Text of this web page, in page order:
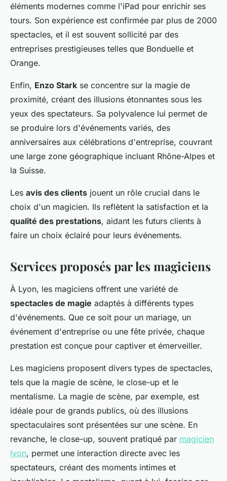
éléments modernes comme l'iPad pour enrichir ses
tours. Son expérience est confirmée par plus de 2000
spectacles, et il est souvent sollicité par des
entreprises prestigieuses telles que Bonduelle et
Orange.
Enfin, Enzo Stark se concentre sur la magie de
proximité, créant des illusions étonnantes sous les
yeux des spectateurs. Sa polyvalence lui permet de
se produire lors d'événements variés, des
anniversaires aux célébrations d'entreprise, couvrant
une large zone géographique incluant Rhône-Alpes et
la Suisse.
Les avis des clients jouent un rôle crucial dans le
choix d'un magicien. Ils reflètent la satisfaction et la
qualité des prestations, aidant les futurs clients à
faire un choix éclairé pour leurs événements.
Services proposés par les magiciens
À Lyon, les magiciens offrent une variété de
spectacles de magie adaptés à différents types
d'événements. Que ce soit pour un mariage, un
événement d'entreprise ou une fête privée, chaque
prestation est conçue pour captiver et émerveiller.
Les magiciens proposent divers types de spectacles,
tels que la magie de scène, le close-up et le
mentalisme. La magie de scène, par exemple, est
idéale pour de grands publics, où des illusions
spectaculaires sont présentées sur une scène. En
revanche, le close-up, souvent pratiqué par magicien
lyon, permet une interaction directe avec les
spectateurs, créant des moments intimes et